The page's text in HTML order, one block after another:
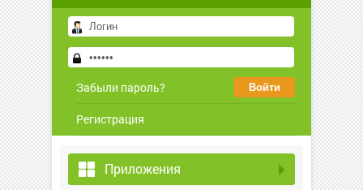
Забыли пароль?
Регистрация
Приложения